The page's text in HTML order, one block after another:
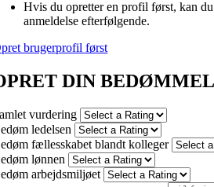
Hvis du opretter en profil først, kan
anmeldelse efterfølgende.
brugerprofil først
DIN
vurdering
ledelsen
fællesskabet blandt kolleger
lønnen
arbejdsmiljøet